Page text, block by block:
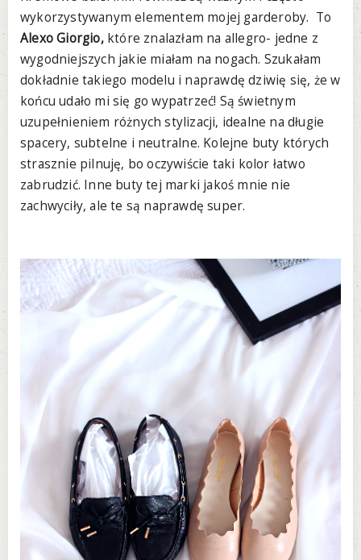
wykorzystywanym elementem mojej garderoby. To
Alexo Giorgio,które znalazłam na allegro- jedne z
wygodniejszych jakie miałam na nogach. Szukałam
dokładnie takiego modelu i naprawdę dziwię się, że w
końcu udało mi się go wypatrzeć! Są świetnym
uzupełnieniem różnych stylizacji, idealne na długie
spacery, subtelne i neutralne. Kolejne buty których
strasznie pilnuję, bo oczywiście taki kolor łatwo
zabrudzić. Inne buty tej marki jakoś mnie nie
zachwyciły, ale te są naprawdę super.